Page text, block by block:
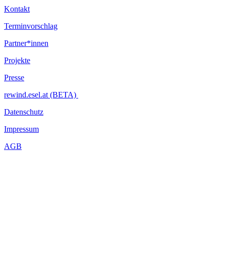
Kontakt
Terminvorschlag
Partner*innen
Projekte
Presse
rewind.esel.at (BETA)
Datenschutz
Impressum
AGB